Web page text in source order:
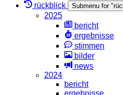
rückblick
Submenu for
2025
bericht
ergebnisse
stimmen
bilder
news
2024
bericht
ergebnisse